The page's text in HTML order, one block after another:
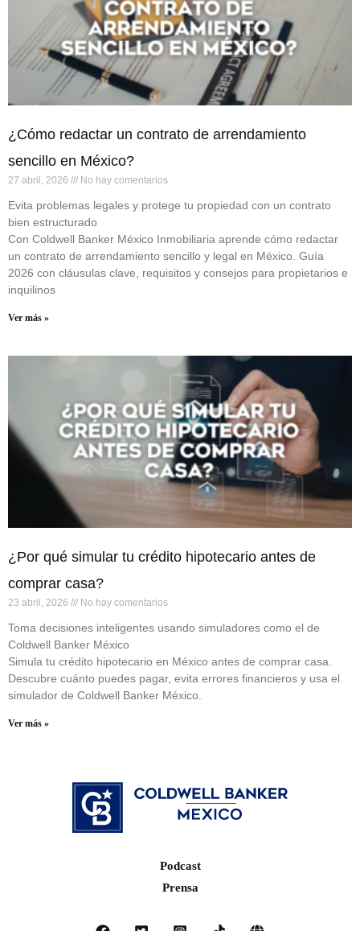
¿Cómo redactar un contrato de arrendamiento
sencillo en México?
27 abril, 2026 No hay comentarios
Evita problemas legales y protege tu propiedad con un contrato
bien estructurado
Con Coldwell Banker México Inmobiliaria aprende cómo redactar
un contrato de arrendamiento sencillo y legal en México. Guía
2026 con cláusulas clave, requisitos y consejos para propietarios e
inquilinos
Ver más »
¿Por qué simular tu crédito hipotecario antes de
comprar casa?
23 abril, 2026 No hay comentarios
Toma decisiones inteligentes usando simuladores como el de
Coldwell Banker México
Simula tu crédito hipotecario en México antes de comprar casa.
Descubre cuánto puedes pagar, evita errores financieros y usa el
simulador de Coldwell Banker México.
Ver más »
Podcast
Prensa